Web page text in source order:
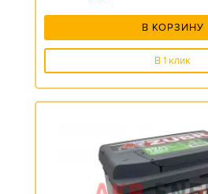
В КОРЗИНУ
В 1 клик